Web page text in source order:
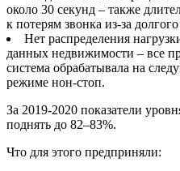
около 30 секунд – также
к потерям звонка из-за
Нет распределения
данных недвижимости – все
система обрабатывала на
режиме нон-стоп.
За 2019-2020 показатели
поднять до 82–83%.
Что для этого предприняли: